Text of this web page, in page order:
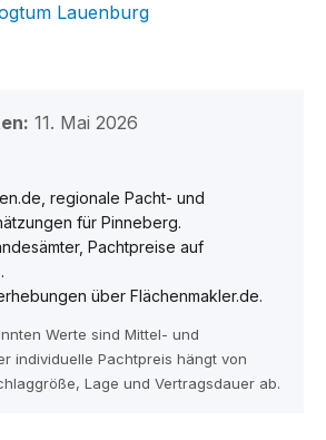
Lauenburg
11. Mai 2026
regionale Pacht- und
für Pinneberg.
Pachtpreise auf
über Flächenmakler.de.
Werte sind Mittel- und
individuelle Pachtpreis hängt von
Lage und Vertragsdauer ab.